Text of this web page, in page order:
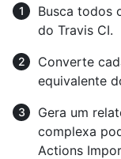
Busca todos
do Travis CI.
Converte
equivalente
Gera um
complexa
Actions